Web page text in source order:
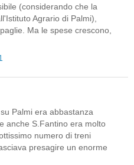
(considerando che la
Agrario di Palmi),
Ma le spese crescono,
Palmi era abbastanza
anche S.Fantino era molto
numero di treni
presagire un enorme